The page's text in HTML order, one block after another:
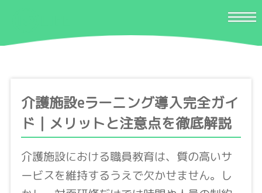
介護施設eラーニング導入完全ガイ
ド｜メリットと注意点を徹底解説
介護施設における職員教育は、質の高いサ
ービスを維持するうえで欠かせません。し